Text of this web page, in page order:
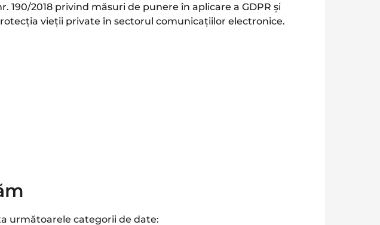
190/2018 privind măsuri de punere în aplicare a GDPR și
vieții private în sectorul comunicațiilor electronice.
următoarele categorii de date: